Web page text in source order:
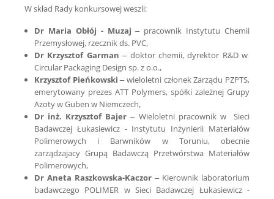
W skład Rady konkursowej weszli:
Dr Maria Obłój - Muzaj – pracownik Instytutu Chemii
Przemysłowej, rzecznik ds. PVC,
Dr Krzysztof Garman – doktor chemii, dyrektor R&D w
Circular Packaging Design sp. z o.o.,
Krzysztof Pieńkowski – wieloletni członek Zarządu PZPTS,
emerytowany prezes ATT Polymers, spółki zależnej Grupy
Azoty w Guben w Niemczech,
Dr inż. Krzysztof Bajer – Wieloletni pracownik w Sieci
Badawczej Łukasiewicz - Instytutu Inżynierii Materiałów
Polimerowych i Barwników w Toruniu, obecnie
zarządzajacy Grupą Badawczą Przetwórstwa Materiałów
Polimerowych,
Dr Aneta Raszkowska-Kaczor – Kierownik laboratorium
badawczego POLIMER w Sieci Badawczej Łukasiewicz -